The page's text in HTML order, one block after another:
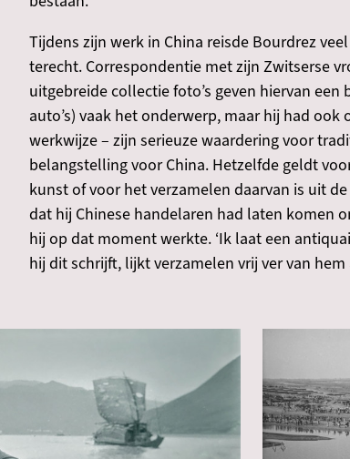
Tijdens zijn werk in China reisde Bourdrez
terecht. Correspondentie met zijn Zwitserse
uitgebreide collectie foto’s geven hiervan een
auto’s) vaak het onderwerp, maar hij had
werkwijze – zijn serieuze waardering voor
belangstelling voor China. Hetzelfde geldt
kunst of voor het verzamelen daarvan is uit
dat hij Chinese handelaren had laten komen
hij op dat moment werkte. ‘Ik laat een
hij dit schrijft, lijkt verzamelen vrij ver van hem